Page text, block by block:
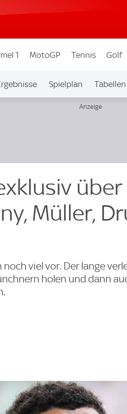
1 MotoGP Tennis Golf
Spielplan Tabellen
über
Müller,
viel vor. Der lange
holen und dann